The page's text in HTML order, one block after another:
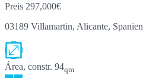
Preis 297,000€
03189 Villamartin, Alicante, Spanien
Área, constr. 94qm